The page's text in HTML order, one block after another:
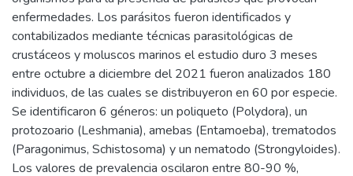
enfermedades. Los parásitos fueron identificados y
contabilizados mediante técnicas parasitológicas de
crustáceos y moluscos marinos el estudio duro 3 meses
entre octubre a diciembre del 2021 fueron analizados 180
individuos, de las cuales se distribuyeron en 60 por especie.
Se identificaron 6 géneros: un poliqueto (Polydora), un
protozoario (Leshmania), amebas (Entamoeba), trematodos
(Paragonimus, Schistosoma) y un nematodo (Strongyloides).
Los valores de prevalencia oscilaron entre 80-90 %,